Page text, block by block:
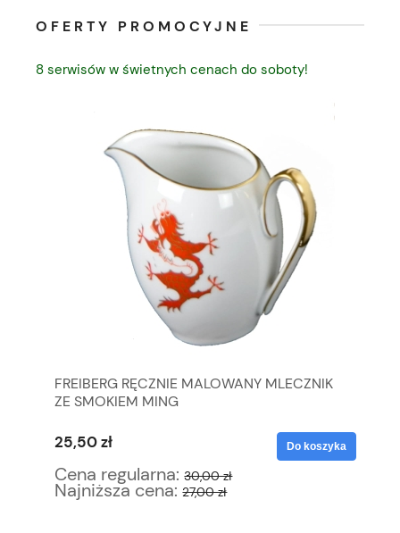
OFERTY PROMOCYJNE
8 serwisów w świetnych cenach do soboty!
FREIBERG RĘCZNIE MALOWANY MLECZNIK
ZE SMOKIEM MING
25,50 zł
Cena regularna: 30,00 zł
Najniższa cena: 27,00 zł
Do koszyka